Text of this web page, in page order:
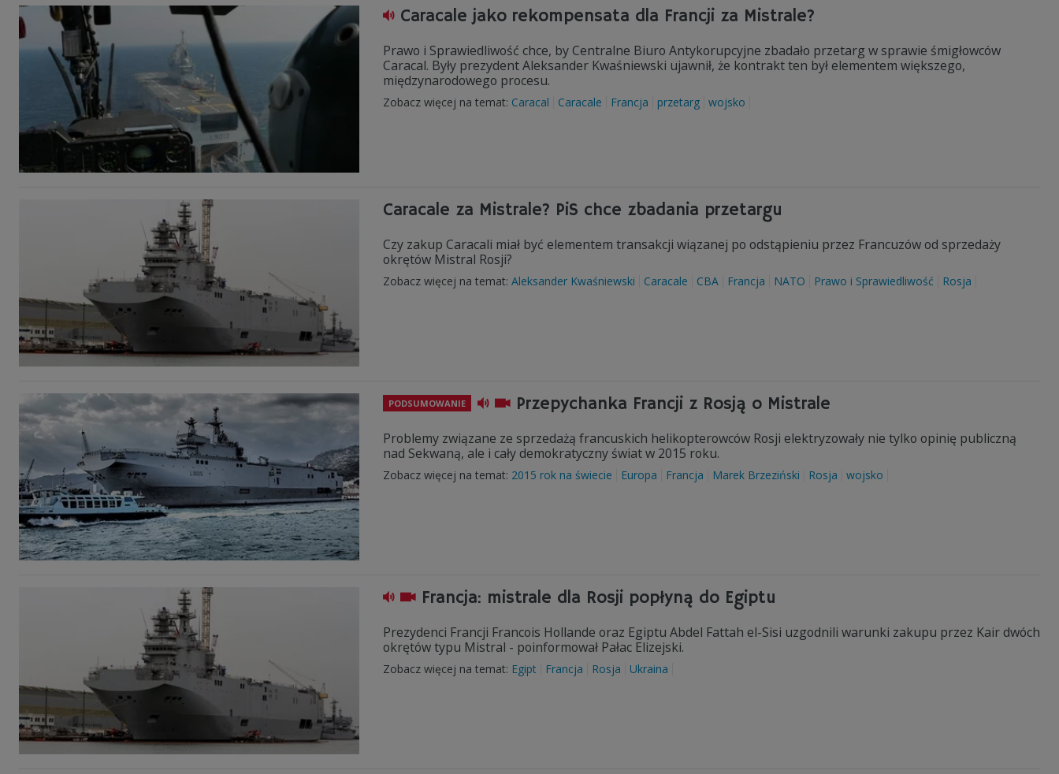
Caracale jako rekompensata dla Francji za Mistrale?
Prawo i Sprawiedliwość chce, by Centralne Biuro Antykorupcyjne zbadało przetarg w sprawie śmigłowców
Caracal. Były prezydent Aleksander Kwaśniewski ujawnił, że kontrakt ten był elementem większego,
międzynarodowego procesu.
Zobacz więcej na temat: Caracal Caracale Francja przetarg wojsko
Caracale za Mistrale? PiS chce zbadania przetargu
Czy zakup Caracali miał być elementem transakcji wiązanej po odstąpieniu przez Francuzów od sprzedaży
okrętów Mistral Rosji?
Zobacz więcej na temat: Aleksander Kwaśniewski Caracale CBA Francja NATO Prawo i Sprawiedliwość Rosja
PODSUMOWANIE Przepychanka Francji z Rosją o Mistrale
Problemy związane ze sprzedażą francuskich helikopterowców Rosji elektryzowały nie tylko opinię publiczną
nad Sekwaną, ale i cały demokratyczny świat w 2015 roku.
Zobacz więcej na temat: 2015 rok na świecie Europa Francja Marek Brzeziński Rosja wojsko
Francja: mistrale dla Rosji popłyną do Egiptu
Prezydenci Francji Francois Hollande oraz Egiptu Abdel Fattah el-Sisi uzgodnili warunki zakupu przez Kair dwóch
okrętów typu Mistral - poinformował Pałac Elizejski.
Zobacz więcej na temat: Egipt Francja Rosja Ukraina